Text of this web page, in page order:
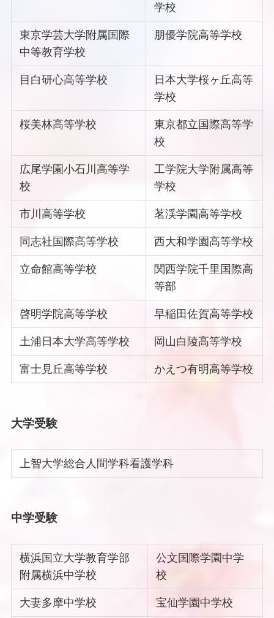
学校
東京学芸大学附属国際
中等教育学校
朋優学院高等学校
目白研心高等学校
日本大学桜ヶ丘高等
学校
桜美林高等学校
東京都立国際高等学
校
広尾学園小石川高等学
校
工学院大学附属高等
学校
市川高等学校 茗渓学園高等学校
同志社国際高等学校 西大和学園高等学校
立命館高等学校
関西学院千里国際高
等部
啓明学院高等学校 早稲田佐賀高等学校
土浦日本大学高等学校 岡山白陵高等学校
富士見丘高等学校 かえつ有明高等学校
大学受験
上智大学総合人間学科看護学科
中学受験
横浜国立大学教育学部
附属横浜中学校
公文国際学園中学
校
大妻多摩中学校 宝仙学園中学校